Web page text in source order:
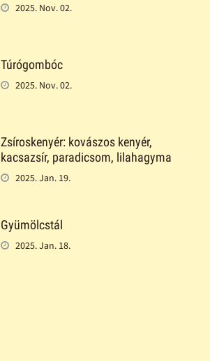
2025. Nov. 02.
Túrógombóc
2025. Nov. 02.
Zsíroskenyér: kovászos kenyér,
kacsazsír, paradicsom, lilahagyma
2025. Jan. 19.
Gyümölcstál
2025. Jan. 18.